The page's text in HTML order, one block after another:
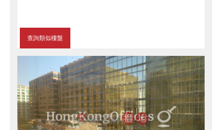
查詢類似樓盤